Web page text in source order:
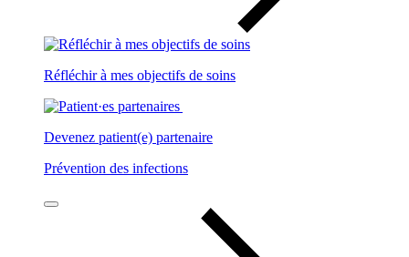
Réfléchir à mes objectifs de soins
Devenez patient(e) partenaire
Prévention des infections